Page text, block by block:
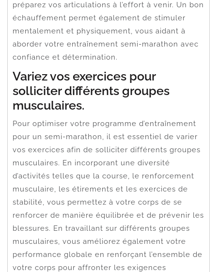
préparez vos articulations à l’effort à venir. Un bon
échauffement permet également de stimuler
mentalement et physiquement, vous aidant à
aborder votre entraînement semi-marathon avec
confiance et détermination.
Variez vos exercices pour
solliciter différents groupes
musculaires.
Pour optimiser votre programme d’entraînement
pour un semi-marathon, il est essentiel de varier
vos exercices afin de solliciter différents groupes
musculaires. En incorporant une diversité
d’activités telles que la course, le renforcement
musculaire, les étirements et les exercices de
stabilité, vous permettez à votre corps de se
renforcer de manière équilibrée et de prévenir les
blessures. En travaillant sur différents groupes
musculaires, vous améliorez également votre
performance globale en renforçant l’ensemble de
votre corps pour affronter les exigences